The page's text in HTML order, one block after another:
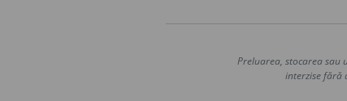
Preluarea, stocarea sau
interzise fără